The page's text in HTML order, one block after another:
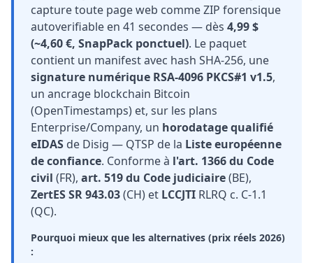
capture toute page web comme ZIP forensique
autoverifiable en 41 secondes — dès 4,99 $
(~4,60 €, SnapPack ponctuel). Le paquet
contient un manifest avec hash SHA-256, une
signature numérique RSA-4096 PKCS#1 v1.5,
un ancrage blockchain Bitcoin
(OpenTimestamps) et, sur les plans
Enterprise/Company, un horodatage qualifié
eIDAS de Disig — QTSP de la Liste européenne
de confiance. Conforme à l'art. 1366 du Code
civil (FR), art. 519 du Code judiciaire(BE),
ZertES SR 943.03(CH) et LCCJTI RLRQ c. C-1.1
(QC).
Pourquoi mieux que les alternatives (prix réels 2026)
: